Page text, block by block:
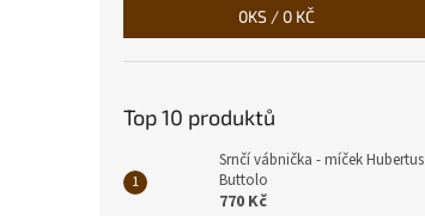
0KS / 0 KČ
Top 10 produktů
Srnčí vábnička - míček Hubertus
Buttolo
770 Kč